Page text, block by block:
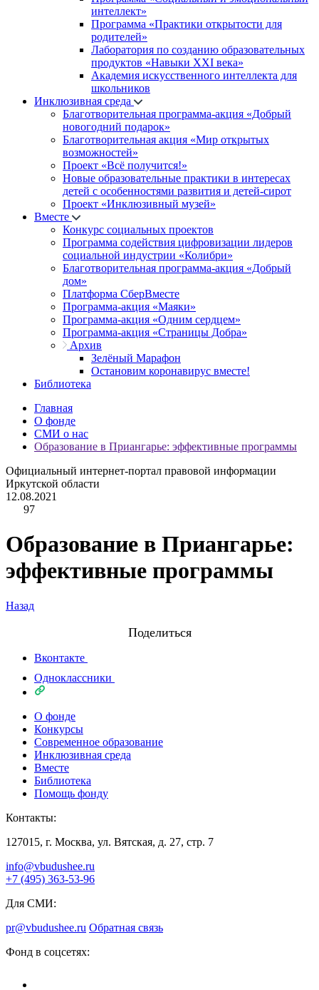
интеллект»
Программа «Практики открытости для
родителей»
Лаборатория по созданию образовательных
продуктов «Навыки XXI века»
Академия искусственного интеллекта для
школьников
Инклюзивная среда
Благотворительная программа-акция «Добрый
новогодний подарок»
Благотворительная акция «Мир открытых
возможностей»
Проект «Всё получится!»
Новые образовательные практики в интересах
детей с особенностями развития и детей-сирот
Проект «Инклюзивный музей»
Вместе
Конкурс социальных проектов
Программа содействия цифровизации лидеров
социальной индустрии «Колибри»
Благотворительная программа-акция «Добрый
дом»
Платформа СберВместе
Программа-акция «Маяки»
Программа-акция «Одним сердцем»
Программа-акция «Страницы Добра»
Архив
Зелёный Марафон
Остановим коронавирус вместе!
Библиотека
Главная
О фонде
СМИ о нас
Образование в Приангарье: эффективные программы
Официальный интернет-портал правовой информации
Иркутской области
12.08.2021
97
Образование в Приангарье:
эффективные программы
Назад
Поделиться
Вконтакте
Одноклассники
О фонде
Конкурсы
Современное образование
Инклюзивная среда
Вместе
Библиотека
Помощь фонду
Контакты:
127015, г. Москва, ул. Вятская, д. 27, стр. 7
info@vbudushee.ru
+7 (495) 363-53-96
Для СМИ:
pr@vbudushee.ru Обратная связь
Фонд в соцсетях: